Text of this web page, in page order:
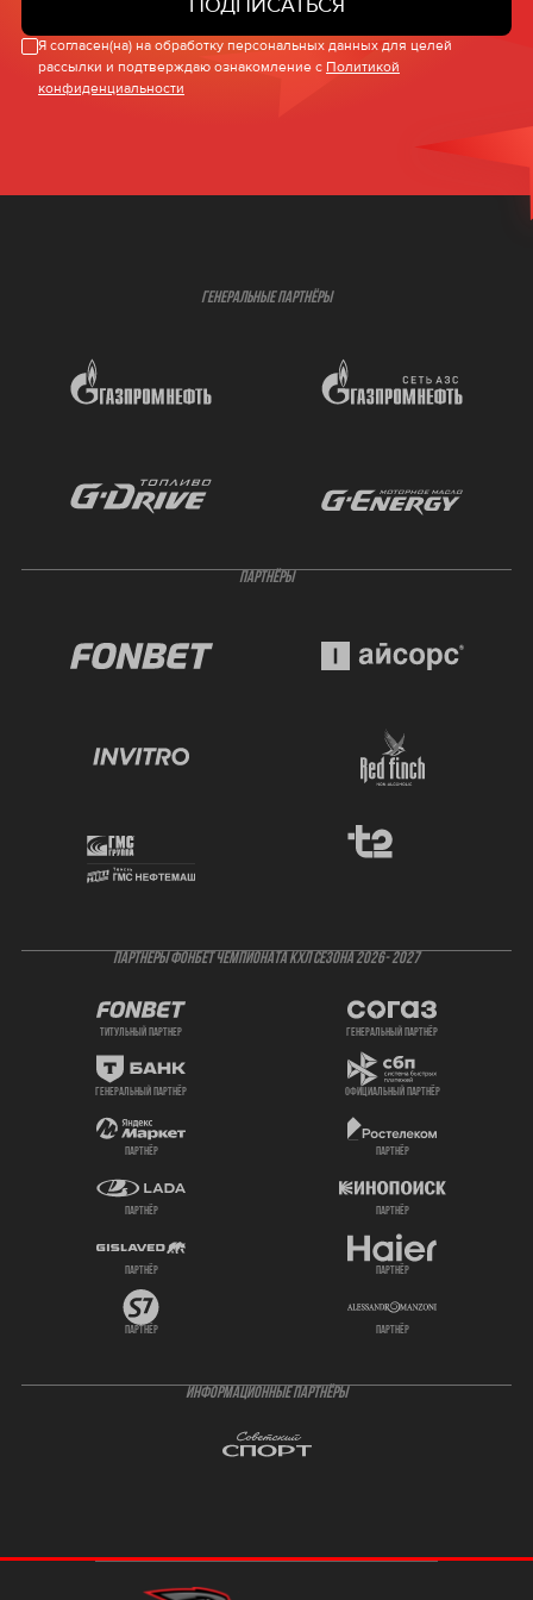
Я согласен(на) на обработку персональных данных для целей
рассылки и подтверждаю ознакомление с Политикой
конфиденциальности
ГЕНЕРАЛЬНЫЕ ПАРТНЁРЫ
ПАРТНЁРЫ
ПАРТНЕРЫ ФОНБЕТ ЧЕМПИОНАТА КХЛ СЕЗОНА 2026- 2027
титульный партнер генеральный партнёр
генеральный партнёр официальный партнёр
партнёр партнёр
партнёр партнёр
партнёр партнёр
партнёр партнёр
ИНФОРМАЦИОННЫЕ ПАРТНЁРЫ